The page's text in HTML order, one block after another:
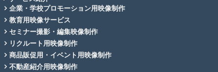
企業・学校プロモーション用映像制作
教育用映像サービス
セミナー撮影・編集映像制作
リクルート用映像制作
商品販促用・イベント用映像制作
不動産紹介用映像制作